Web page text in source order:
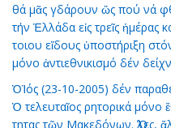
θά μᾶς γδά­ρουν ὥς πού νά
τήν Ἑλ­λά­δα εἰς τρεῖς ἡ­μέ­ρας
τοι­ου εἴ­δους ὑ­πο­στή­ρι­ξη
μό­νο ἀν­τι­ε­θνι­κι­σμό δέν
ὉἸ­ός (23-10-2005) δέν
Ὁ τε­λευ­ταῖ­ος ρη­το­ρι­κά μό­νο
τη­τας τῶν Μα­κε­δό­νων. Ὅ­λες,